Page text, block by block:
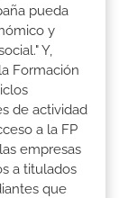
pueda
y
Y,
Formación
de actividad
a la FP
empresas
a titulados
que